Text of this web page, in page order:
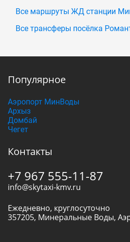
Все маршруты ЖД станции
Все трансферы посёлка
Популярное
Аэропорт МинВоды
Архыз
Домбай
Чегет
Контакты
+7 967 555-11-87
info@skytaxi-kmv.ru
Ежедневно, круглосуточно
357205, Минеральные Воды,